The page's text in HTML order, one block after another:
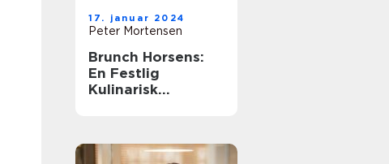
17. januar 2024
Peter Mortensen
Brunch Horsens:
En Festlig
Kulinarisk